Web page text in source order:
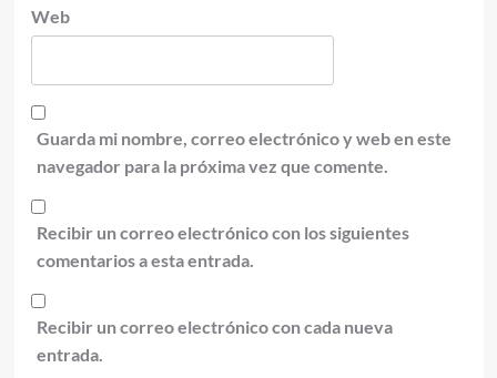
Web
Guarda mi nombre, correo electrónico y web en este
navegador para la próxima vez que comente.
Recibir un correo electrónico con los siguientes
comentarios a esta entrada.
Recibir un correo electrónico con cada nueva
entrada.